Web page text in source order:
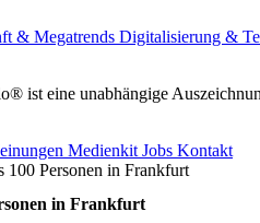
& Megatrends Digitalisierung &
ist eine unabhängige
Medienkit Jobs Kontakt
100 Personen in Frankfurt
in Frankfurt